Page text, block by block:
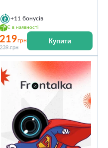
+11 бонусів
Є в наявності
219грн
239 грн
Купити